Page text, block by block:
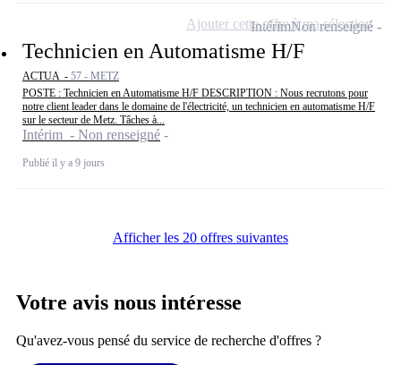
Technicien en Automatisme H/F
ACTUA - 57 - METZ
POSTE : Technicien en Automatisme H/F DESCRIPTION : Nous recrutons pour
notre client leader dans le domaine de l'électricité, un technicien en automatisme H/F
sur le secteur de Metz. Tâches à...
Intérim - Non renseigné
Publié il y a 9 jours
IntérimNon renseigné
Ajouter cette offre à ma sélection
Afficher les 20 offres suivantes
Votre avis nous intéresse
Qu'avez-vous pensé du service de recherche d'offres ?